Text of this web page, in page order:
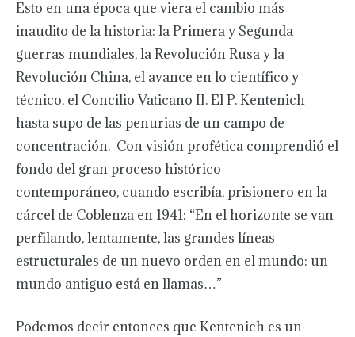
Esto en una época que viera el cambio más
inaudito de la historia: la Primera y Segunda
guerras mundiales, la Revolución Rusa y la
Revolución China, el avance en lo científico y
técnico, el Concilio Vaticano II. El P. Kentenich
hasta supo de las penurias de un campo de
concentración. Con visión profética comprendió el
fondo del gran proceso histórico
contemporáneo, cuando escribía, prisionero en la
cárcel de Coblenza en 1941: “En el horizonte se van
perfilando, lentamente, las grandes líneas
estructurales de un nuevo orden en el mundo: un
mundo antiguo está en llamas…”
Podemos decir entonces que Kentenich es un